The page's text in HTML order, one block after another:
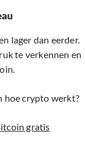
lager dan eerder.
te verkennen en
hoe crypto werkt?
gratis